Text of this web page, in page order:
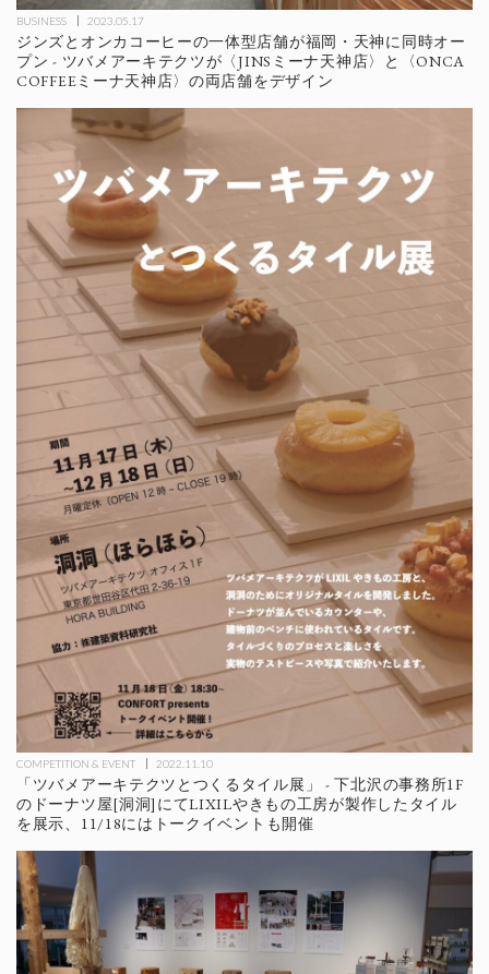
BUSINESS 2023.05.17
ジンズとオンカコーヒーの一体型店舗が福岡・天神に同時オー
プン - ツバメアーキテクツが〈JINSミーナ天神店〉と〈ONCA
COFFEEミーナ天神店〉の両店舗をデザイン
COMPETITION & EVENT 2022.11.10
「ツバメアーキテクツとつくるタイル展」 - 下北沢の事務所1F
のドーナツ屋[洞洞]にてLIXILやきもの工房が製作したタイル
を展示、11/18にはトークイベントも開催